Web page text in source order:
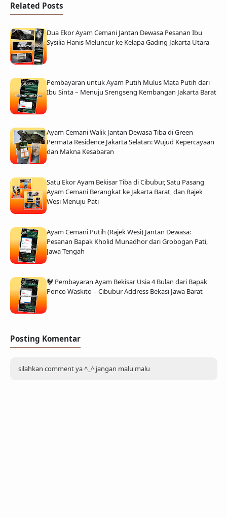
Related Posts
Dua Ekor Ayam Cemani Jantan Dewasa Pesanan Ibu
Sysilia Hanis Meluncur ke Kelapa Gading Jakarta Utara
Pembayaran untuk Ayam Putih Mulus Mata Putih dari
Ibu Sinta – Menuju Srengseng Kembangan Jakarta Barat
Ayam Cemani Walik Jantan Dewasa Tiba di Green
Permata Residence Jakarta Selatan: Wujud Kepercayaan
dan Makna Kesabaran
Satu Ekor Ayam Bekisar Tiba di Cibubur, Satu Pasang
Ayam Cemani Berangkat ke Jakarta Barat, dan Rajek
Wesi Menuju Pati
Ayam Cemani Putih (Rajek Wesi) Jantan Dewasa:
Pesanan Bapak Kholid Munadhor dari Grobogan Pati,
Jawa Tengah
🐓 Pembayaran Ayam Bekisar Usia 4 Bulan dari Bapak
Ponco Waskito – Cibubur Address Bekasi Jawa Barat
Posting Komentar
silahkan comment ya ^_^ jangan malu malu